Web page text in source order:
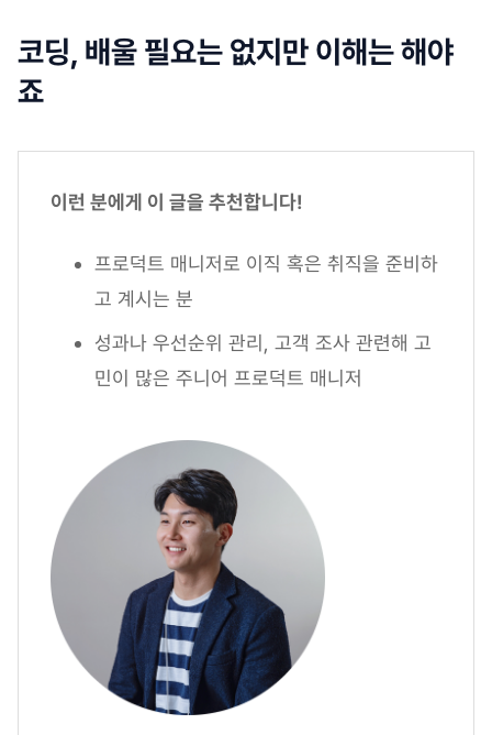
코딩, 배울 필요는 없지만 이해는 해야
죠
이런 분에게 이 글을 추천합니다!
프로덕트 매니저로 이직 혹은 취직을 준비하
고 계시는 분
성과나 우선순위 관리, 고객 조사 관련해 고
민이 많은 주니어 프로덕트 매니저